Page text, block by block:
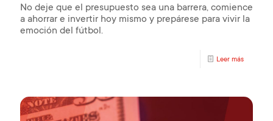
No deje que el presupuesto sea una barrera, comience
a ahorrar e invertir hoy mismo y prepárese para vivir la
emoción del fútbol.
Leer más